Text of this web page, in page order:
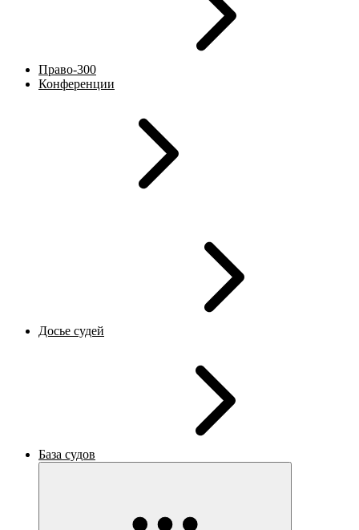
Право-300
Конференции
Досье судей
База судов